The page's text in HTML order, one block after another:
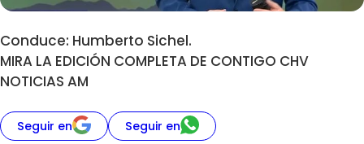
Conduce: Humberto Sichel.
MIRA LA EDICIÓN COMPLETA DE CONTIGO CHV
NOTICIAS AM
Seguir en Seguir en